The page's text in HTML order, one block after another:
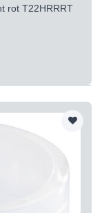
rot T22HRRRT